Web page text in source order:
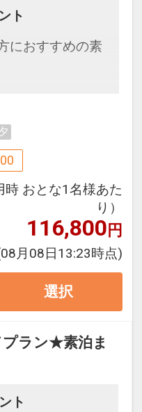
ト
におすすめの素
ットコイルベッ
ニティ（枕・パ
ル等）はついて
で貸出・販売い
ざいませんの
時 おとな1名様あた
り）
116,800円
月08日13:23時点)
選択
プラン★素泊ま
ト